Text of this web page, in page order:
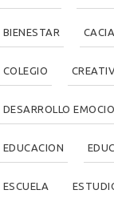
BIENESTAR CACIA
COLEGIO
DESARROLLO
EDUCACION
ESCUELA